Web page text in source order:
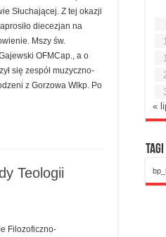
Słuchającej. Z tej okazji
diecezjan na
Mszy św.
OFMCap., a o
się zespół muzyczno-
z Gorzowa Wlkp. Po
Teologii
Filozoficzno-
«
Tagi